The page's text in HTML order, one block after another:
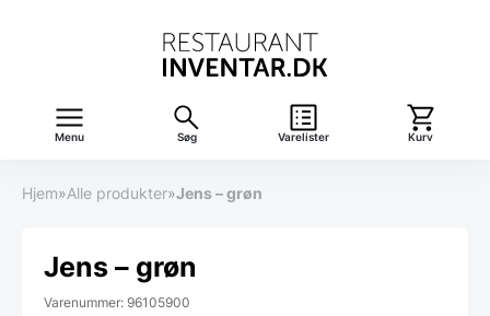
Menu Søg Varelister Kurv
Hjem»Alle produkter»Jens – grøn
Jens – grøn
Varenummer: 96105900